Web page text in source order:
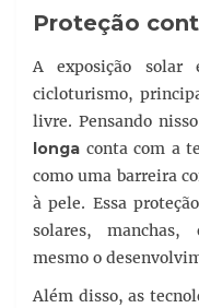
Proteção
A exposição solar
cicloturismo,
livre. Pensando
longa conta com a
como uma barreira
à pele. Essa
solares, manchas,
mesmo o
Além disso, as